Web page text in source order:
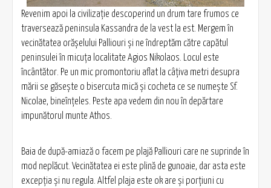
Revenim apoi la civilizaţie descoperind un drum tare frumos ce
traversează peninsula Kassandra de la vest la est. Mergem în
vecinătatea orăşelului Palliouri şi ne îndreptăm către capătul
peninsulei în micuţa localitate Agios Nikolaos. Locul este
încântător. Pe un mic promontoriu aflat la câţiva metri desupra
mării se găseşte o bisercuta mică şi cocheta ce se numeşte Sf.
Nicolae, bineînțeles. Peste apa vedem din nou în depărtare
impunătorul munte Athos.
Baia de după-amiază o facem pe plajă Palliouri care ne suprinde în
mod neplăcut. Vecinătatea ei este plină de gunoaie, dar asta este
excepţia şi nu regula. Altfel plaja este ok are şi porţiuni cu